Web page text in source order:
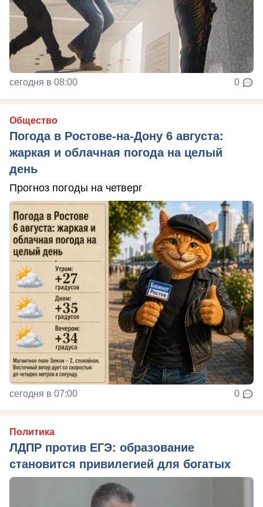
сегодня в 08:00 0
Общество
Погода в Ростове-на-Дону 6 августа:
жаркая и облачная погода на целый
день
Прогноз погоды на четверг
сегодня в 07:00 0
Политика
ЛДПР против ЕГЭ: образование
становится привилегией для богатых